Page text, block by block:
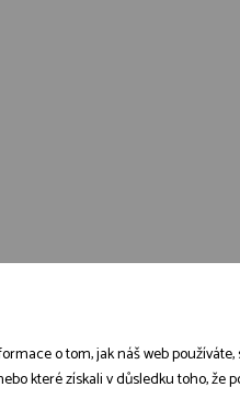
o tom, jak náš web
které získali v důsledku toho, že